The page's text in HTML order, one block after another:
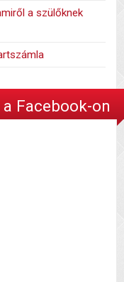
a szülőknek
Facebook-on